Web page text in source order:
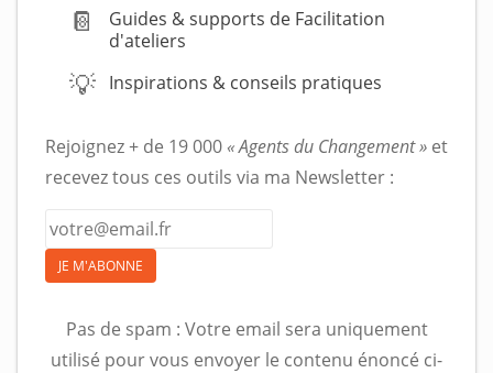
📔
Guides & supports de Facilitation
d'ateliers
💡 Inspirations & conseils pratiques
Rejoignez + de 19 000 « Agents du Changement » et
recevez tous ces outils via ma Newsletter :
JE M'ABONNE
Pas de spam : Votre email sera uniquement
utilisé pour vous envoyer le contenu énoncé ci-